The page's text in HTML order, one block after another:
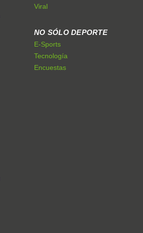
Viral
NO SÓLO DEPORTE
E-Sports
Tecnología
Encuestas